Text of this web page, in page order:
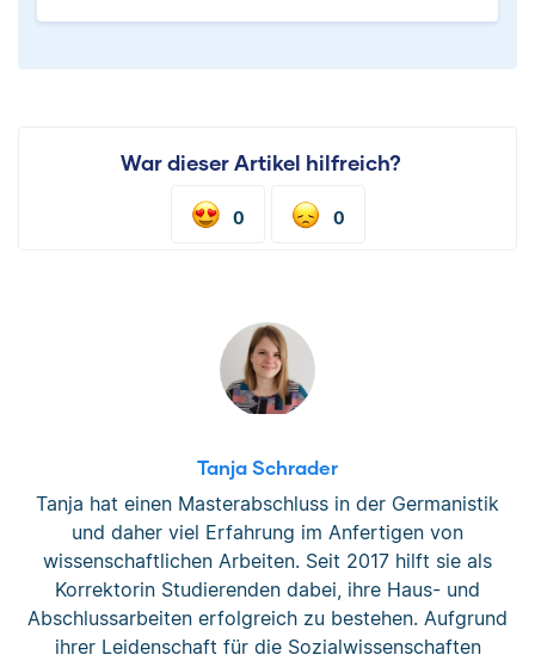
War dieser Artikel hilfreich?
0 0
Tanja Schrader
Tanja hat einen Masterabschluss in der Germanistik
und daher viel Erfahrung im Anfertigen von
wissenschaftlichen Arbeiten. Seit 2017 hilft sie als
Korrektorin Studierenden dabei, ihre Haus- und
Abschlussarbeiten erfolgreich zu bestehen. Aufgrund
ihrer Leidenschaft für die Sozialwissenschaften